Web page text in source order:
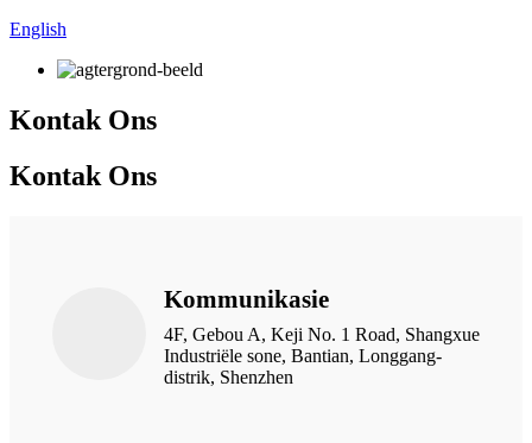
English
Kontak Ons
Kontak Ons
Kommunikasie
4F, Gebou A, Keji No. 1 Road, Shangxue
Industriële sone, Bantian, Longgang-
distrik, Shenzhen